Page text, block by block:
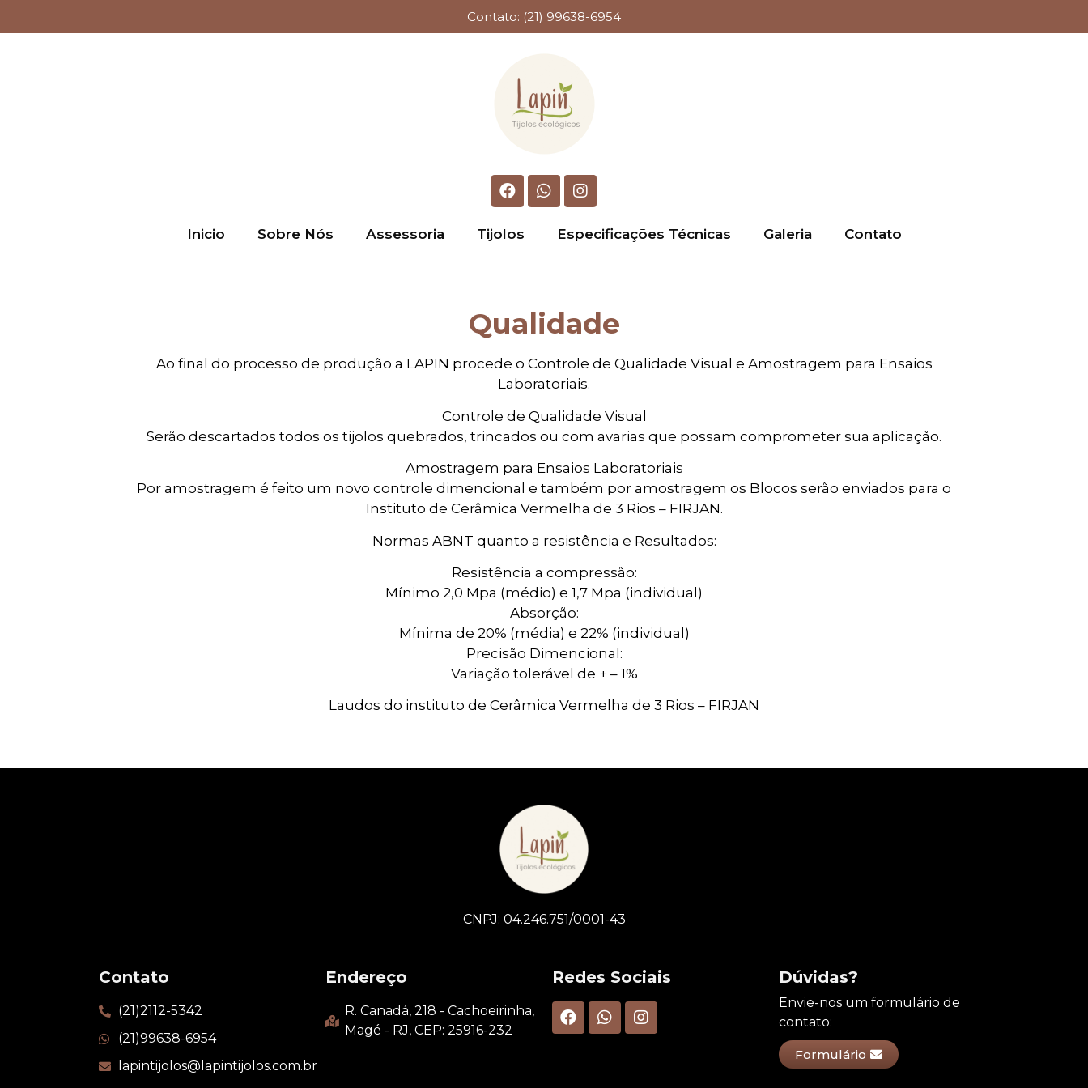
Contato: (21) 99638-6954
Inicio Sobre Nós Assessoria Tijolos Especificações Técnicas Galeria Contato
Qualidade
Ao final do processo de produção a LAPIN procede o Controle de Qualidade Visual e Amostragem para Ensaios
Laboratoriais.
Controle de Qualidade Visual
Serão descartados todos os tijolos quebrados, trincados ou com avarias que possam comprometer sua aplicação.
Amostragem para Ensaios Laboratoriais
Por amostragem é feito um novo controle dimencional e também por amostragem os Blocos serão enviados para o
Instituto de Cerâmica Vermelha de 3 Rios – FIRJAN.
Normas ABNT quanto a resistência e Resultados:
Resistência a compressão:
Mínimo 2,0 Mpa (médio) e 1,7 Mpa (individual)
Absorção:
Mínima de 20% (média) e 22% (individual)
Precisão Dimencional:
Variação tolerável de + – 1%
Laudos do instituto de Cerâmica Vermelha de 3 Rios – FIRJAN
CNPJ: 04.246.751/0001-43
Contato
(21)2112-5342
(21)99638-6954
lapintijolos@lapintijolos.com.br
Endereço
R. Canadá, 218 - Cachoeirinha,
Magé - RJ, CEP: 25916-232
Redes Sociais Dúvidas?
Envie-nos um formulário de
contato:
Formulário